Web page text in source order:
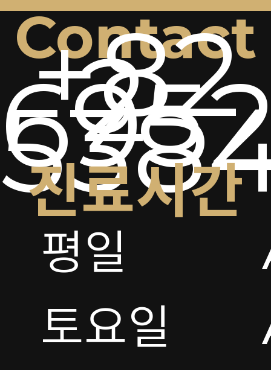
Contact
+82
2-
진료시간
평일
토요일